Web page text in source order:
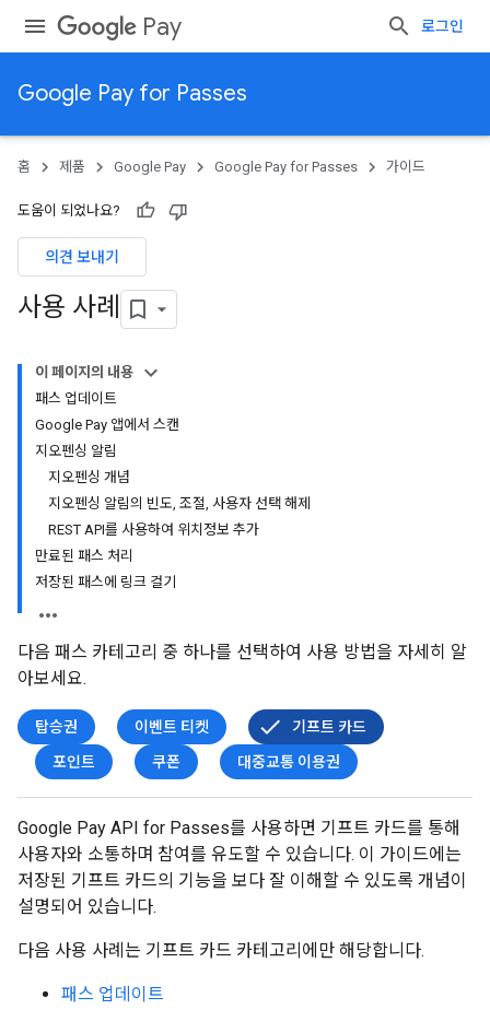
Pay 로그인
Google Pay for Passes
홈 제품 Google Pay Google Pay for Passes 가이드
도움이 되었나요?
의견 보내기
사용 사례
이 페이지의 내용
패스 업데이트
Google Pay 앱에서 스캔
지오펜싱 알림
지오펜싱 개념
지오펜싱 알림의 빈도, 조절, 사용자 선택 해제
REST API를 사용하여 위치정보 추가
만료된 패스 처리
저장된 패스에 링크 걸기
다음 패스 카테고리 중 하나를 선택하여 사용 방법을 자세히 알
아보세요.
탑승권 이벤트 티켓
기프트 카드
포인트
쿠폰 대중교통 이용권
Google Pay API for Passes를 사용하면 기프트 카드를 통해
사용자와 소통하며 참여를 유도할 수 있습니다. 이 가이드에는
저장된 기프트 카드의 기능을 보다 잘 이해할 수 있도록 개념이
설명되어 있습니다.
다음 사용 사례는 기프트 카드 카테고리에만 해당합니다.
패스 업데이트